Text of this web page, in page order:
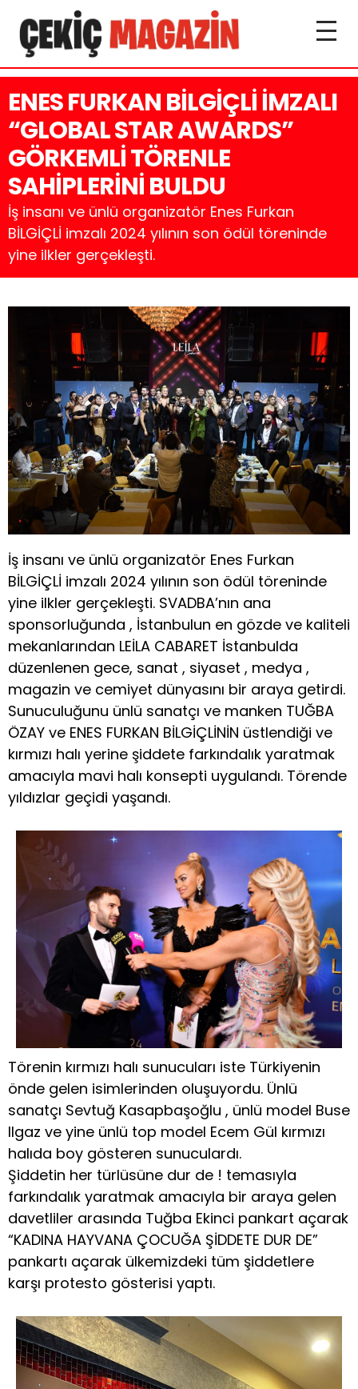
ENES FURKAN BİLGİÇLİ İMZALI
“GLOBAL STAR AWARDS”
GÖRKEMLİ TÖRENLE
SAHİPLERİNİ BULDU
İş insanı ve ünlü organizatör Enes Furkan
BİLGİÇLİ imzalı 2024 yılının son ödül töreninde
yine ilkler gerçekleşti.
İş insanı ve ünlü organizatör Enes Furkan
BİLGİÇLİ imzalı 2024 yılının son ödül töreninde
yine ilkler gerçekleşti. SVADBA’nın ana
sponsorluğunda , İstanbulun en gözde ve kaliteli
mekanlarından LEİLA CABARET İstanbulda
düzenlenen gece, sanat , siyaset , medya ,
magazin ve cemiyet dünyasını bir araya getirdi.
Sunuculuğunu ünlü sanatçı ve manken TUĞBA
ÖZAY ve ENES FURKAN BİLGİÇLİNİN üstlendiği ve
kırmızı halı yerine şiddete farkındalık yaratmak
amacıyla mavi halı konsepti uygulandı. Törende
yıldızlar geçidi yaşandı.
Törenin kırmızı halı sunucuları iste Türkiyenin
önde gelen isimlerinden oluşuyordu. Ünlü
sanatçı Sevtuğ Kasapbaşoğlu , ünlü model Buse
Ilgaz ve yine ünlü top model Ecem Gül kırmızı
halıda boy gösteren sunuculardı.
Şiddetin her türlüsüne dur de ! temasıyla
farkındalık yaratmak amacıyla bir araya gelen
davetliler arasında Tuğba Ekinci pankart açarak
“KADINA HAYVANA ÇOCUĞA ŞİDDETE DUR DE”
pankartı açarak ülkemizdeki tüm şiddetlere
karşı protesto gösterisi yaptı.